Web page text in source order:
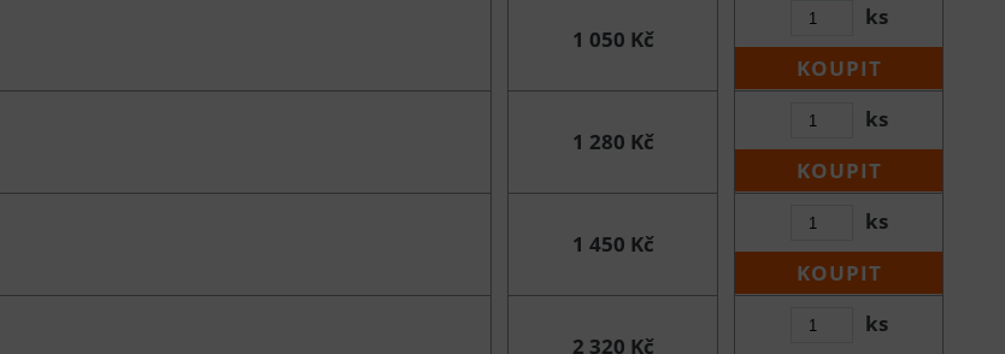
1 050 Kč
ks
KOUPIT
1 280 Kč
ks
KOUPIT
1 450 Kč
ks
KOUPIT
2 320 Kč
ks